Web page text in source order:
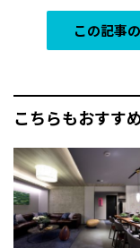
この記事
こちらもおすす